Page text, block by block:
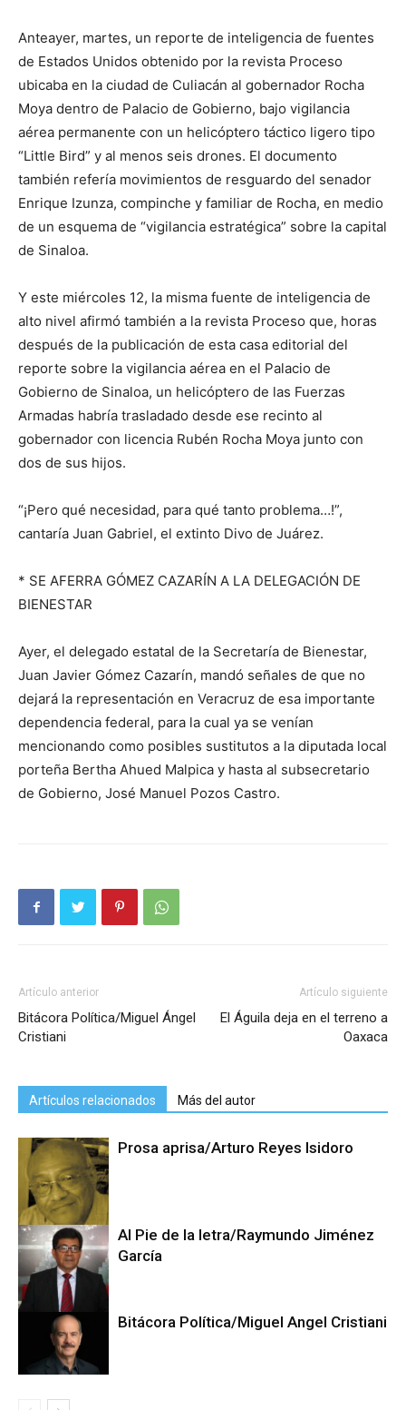
Anteayer, martes, un reporte de inteligencia de fuentes
de Estados Unidos obtenido por la revista Proceso
ubicaba en la ciudad de Culiacán al gobernador Rocha
Moya dentro de Palacio de Gobierno, bajo vigilancia
aérea permanente con un helicóptero táctico ligero tipo
“Little Bird” y al menos seis drones. El documento
también refería movimientos de resguardo del senador
Enrique Izunza, compinche y familiar de Rocha, en medio
de un esquema de “vigilancia estratégica” sobre la capital
de Sinaloa.
Y este miércoles 12, la misma fuente de inteligencia de
alto nivel afirmó también a la revista Proceso que, horas
después de la publicación de esta casa editorial del
reporte sobre la vigilancia aérea en el Palacio de
Gobierno de Sinaloa, un helicóptero de las Fuerzas
Armadas habría trasladado desde ese recinto al
gobernador con licencia Rubén Rocha Moya junto con
dos de sus hijos.
“¡Pero qué necesidad, para qué tanto problema…!”,
cantaría Juan Gabriel, el extinto Divo de Juárez.
* SE AFERRA GÓMEZ CAZARÍN A LA DELEGACIÓN DE
BIENESTAR
Ayer, el delegado estatal de la Secretaría de Bienestar,
Juan Javier Gómez Cazarín, mandó señales de que no
dejará la representación en Veracruz de esa importante
dependencia federal, para la cual ya se venían
mencionando como posibles sustitutos a la diputada local
porteña Bertha Ahued Malpica y hasta al subsecretario
de Gobierno, José Manuel Pozos Castro.
Artículo anterior
Bitácora Política/Miguel Ángel
Cristiani
Artículo siguiente
El Águila deja en el terreno a
Oaxaca
Artículos relacionados Más del autor
Prosa aprisa/Arturo Reyes Isidoro
Al Pie de la letra/Raymundo Jiménez
García
Bitácora Política/Miguel Angel Cristiani